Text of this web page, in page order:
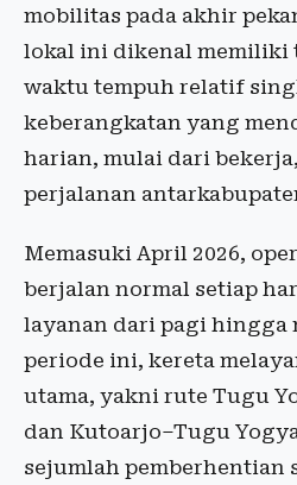
mobilitas pada akhir
lokal ini dikenal memiliki
waktu tempuh relatif
keberangkatan yang
harian, mulai dari
perjalanan
Memasuki April 2026,
berjalan normal setiap
layanan dari pagi hingga
periode ini, kereta
utama, yakni rute Tugu
dan Kutoarjo–Tugu
sejumlah pemberhentian